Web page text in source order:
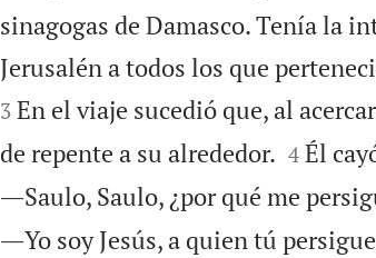
sinagogas de Damasco. Tenía la
Jerusalén a todos los que
3 En el viaje sucedió que, al
de repente a su alrededor.
4 Él
―Saulo, Saulo, ¿por qué me
―Yo soy Jesús, a quien tú